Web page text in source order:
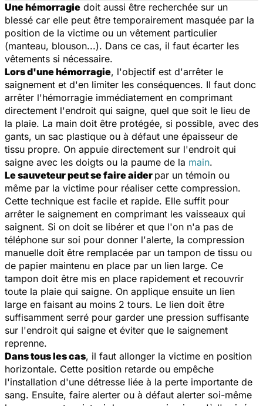
Une hémorragie doit aussi être recherchée sur un
blessé car elle peut être temporairement masquée par la
position de la victime ou un vêtement particulier
(manteau, blouson...). Dans ce cas, il faut écarter les
vêtements si nécessaire.
Lors d'une hémorragie, l'objectif est d'arrêter le
saignement et d'en limiter les conséquences. Il faut donc
arrêter l'hémorragie immédiatement en comprimant
directement l'endroit qui saigne, quel que soit le lieu de
la plaie. La main doit être protégée, si possible, avec des
gants, un sac plastique ou à défaut une épaisseur de
tissu propre. On appuie directement sur l'endroit qui
saigne avec les doigts ou la paume de la main.
Le sauveteur peut se faire aider par un témoin ou
même par la victime pour réaliser cette compression.
Cette technique est facile et rapide. Elle suffit pour
arrêter le saignement en comprimant les vaisseaux qui
saignent. Si on doit se libérer et que l'on n'a pas de
téléphone sur soi pour donner l'alerte, la compression
manuelle doit être remplacée par un tampon de tissu ou
de papier maintenu en place par un lien large. Ce
tampon doit être mis en place rapidement et recouvrir
toute la plaie qui saigne. On applique ensuite un lien
large en faisant au moins 2 tours. Le lien doit être
suffisamment serré pour garder une pression suffisante
sur l'endroit qui saigne et éviter que le saignement
reprenne.
Dans tous les cas, il faut allonger la victime en position
horizontale. Cette position retarde ou empêche
l'installation d'une détresse liée à la perte importante de
sang. Ensuite, faire alerter ou à défaut alerter soi-même